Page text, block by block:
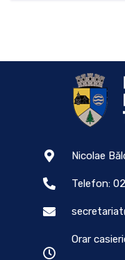
Nicolae
Telefon:
Orar